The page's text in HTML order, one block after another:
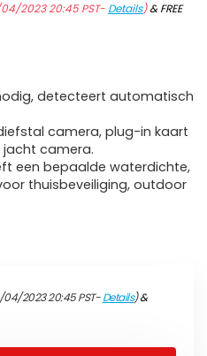
2023 20:45 PST- Details)&FREE
detecteert automatisch
camera, plug-in kaart
camera.
een bepaalde waterdichte,
thuisbeveiliging, outdoor
2023 20:45 PST-Details)&